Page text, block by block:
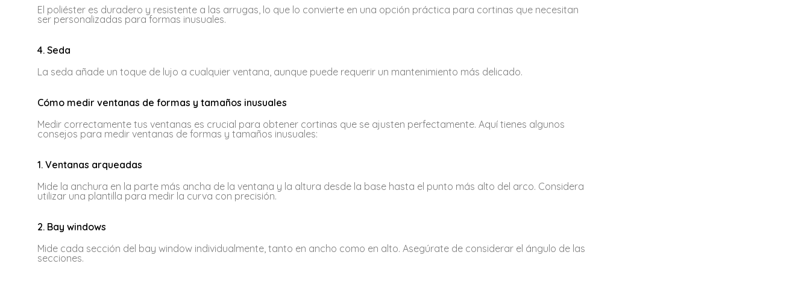
El poliéster es duradero y resistente a las arrugas, lo que lo convierte en una opción práctica para cortinas que necesitan
ser personalizadas para formas inusuales.
4. Seda
La seda añade un toque de lujo a cualquier ventana, aunque puede requerir un mantenimiento más delicado.
Cómo medir ventanas de formas y tamaños inusuales
Medir correctamente tus ventanas es crucial para obtener cortinas que se ajusten perfectamente. Aquí tienes algunos
consejos para medir ventanas de formas y tamaños inusuales:
1. Ventanas arqueadas
Mide la anchura en la parte más ancha de la ventana y la altura desde la base hasta el punto más alto del arco. Considera
utilizar una plantilla para medir la curva con precisión.
2. Bay windows
Mide cada sección del bay window individualmente, tanto en ancho como en alto. Asegúrate de considerar el ángulo de las
secciones.